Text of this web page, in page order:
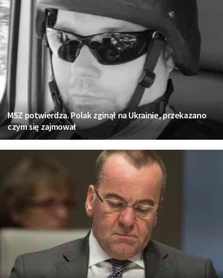
MSZ potwierdza. Polak zginął na Ukrainie, przekazano
czym się zajmował